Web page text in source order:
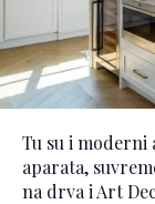
Tu su i moderni
aparata,
na drva i Art